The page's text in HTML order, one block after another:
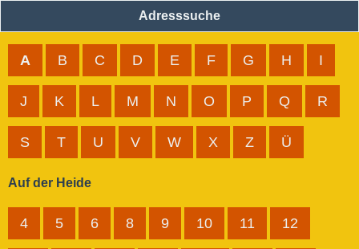
Adresssuche
A B C D E F G H I
J K L M N O P Q R
S T U V W X Z Ü
Auf der Heide
4 5 6 8 9 10 11 12